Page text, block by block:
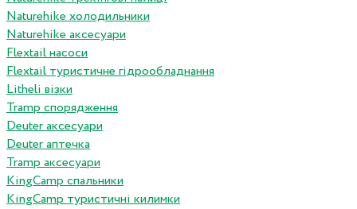
Naturehike холодильники
Naturehike аксесуари
Flextail насоси
Flextail туристичне гідрообладнання
Litheli візки
Tramp спорядження
Deuter аксесуари
Deuter аптечка
Tramp аксесуари
KingCamp спальники
KingCamp туристичні килимки